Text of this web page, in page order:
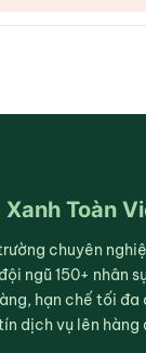
Toàn
chuyên
ngũ 150+ nhân
hạn chế tối đa
dịch vụ lên hàng